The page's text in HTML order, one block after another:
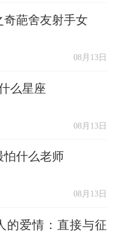
奇葩舍友射手女
08月13日
么星座
08月13日
怕什么老师
08月13日
的爱情：直接与征